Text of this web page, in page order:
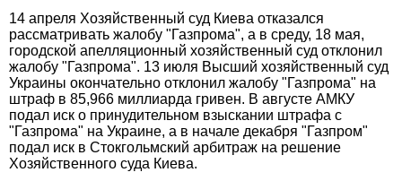
14 апреля Хозяйственный суд Киева отказался
рассматривать жалобу "Газпрома", а в среду, 18 мая,
городской апелляционный хозяйственный суд отклонил
жалобу "Газпрома". 13 июля Высший хозяйственный суд
Украины окончательно отклонил жалобу "Газпрома" на
штраф в 85,966 миллиарда гривен. В августе АМКУ
подал иск о принудительном взыскании штрафа с
"Газпрома" на Украине, а в начале декабря "Газпром"
подал иск в Стокгольмский арбитраж на решение
Хозяйственного суда Киева.